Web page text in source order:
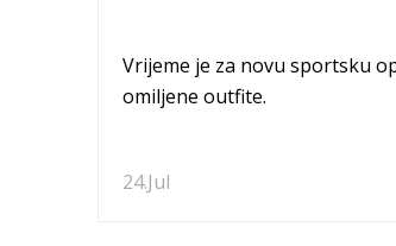
Vrijeme je za novu sportsku
omiljene outfite.
24.Jul